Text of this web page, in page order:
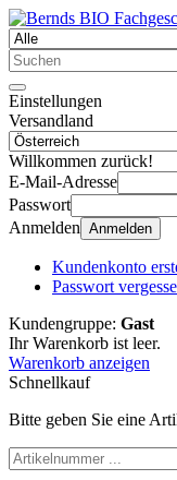
Einstellungen
Versandland
Willkommen zurück!
E-Mail-Adresse
Passwort
Anmelden Anmelden
Kundenkonto
Passwort
Kundengruppe: Gast
Ihr Warenkorb ist leer.
Warenkorb anzeigen
Schnellkauf
Bitte geben Sie eine